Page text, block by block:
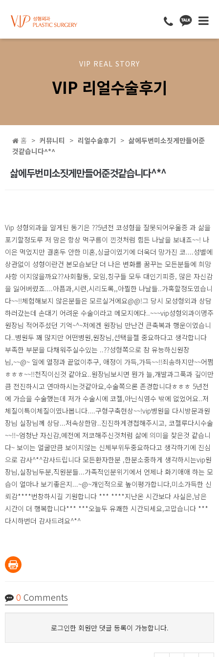
VIP REAL STORY
VIP 리얼수술후기
홈 커뮤니티 리얼수술후기
삶에두번미소짓게만들어준
것같습니다^*^
삶에두번미소짓게만들어준것같습니다^*^
Vip 성형외과을 알게된 동기은 ??5년전 코성형을 잘못되어우울증 과 삶을
포기할정도루 저 맘은 항상 먹구름이 낀것처럼 힘든 나날을 보내죠~~! 나
이은 먹었지만 결혼두 안한 미혼,싱글이였기에 더욱더 망가진 코....성별에
상관없이 성형이란건 본모습보단 더 나은 변화를 꿈꾸는 모든분들에 희망
사항 이지않을까요??사회활동, 모임,칭구들 모두 대인기피증, 많은 자신감
을 잃어버렸죠....아픔과,시련,시리도록,,아찔한 나날들..가혹할정도였습니
다~~!!체험해보지 않은분들은 모르실거에요@@!그 당시 모성형외과 상담
하러갔는데 손대기 어려운 수술이라고 메모지에다..~~~vip성형외과이명주
원장님 적어주셨던 기억~^~저에겐 원장님 만난건 큰축복과 행운이였습니
다..병원두 꽤 많지만 어떤병원,원장님,선택을젤 중요하다고 생각합니다
부족한 부분을 다채워주실수있는 ..??성형쪽으로 참 유능하신원장
님,~~@~ 일에 열정과 끝없이추구, 애정이 가득,가득~~!!죄송하지만~~어쩜
ㅎㅎㅎ~~!!천직이신것 같아요..원장님보시면 뭔가 늘,개발과그푹과 깊이만
큼 전진하시고 연마하시는것같아요,수술쪽으론 존경합니다ㅎㅎㅎ 5년전
에 가슴을 수술했는데 저가 수술시에 코젤,아닌식염수 밖에 없었어요..저
체질이특이체질이였나봅니다....구형구축현상~~!vip병원을 다시방문과원
장님 실장님께 상담...저속상한맘..진진하게경첩해주시고, 코젤루다시수술
~~!!~엄청난 자신감,예전에 저코해주신것처럼 삶에 의미을 찿은것 같습니
다~ 보이는 얼굴만큼 보이지않는 신체부위두중요하다고 생각하기에 진심
으로 감사^*^감사드립니다 모든환자한분 ,한분소중하게 생각하시는vip원
장님,실장님두분,직원분들...가족적인분위기에서 언제나 화기애애 하는 모
습이 얼마나 보기좋은지...~@~개인적으로 높이평가합니다,미소가득한 신
뢰감****번창하시길 기원합니다 *** ****지난온 시간보다 사실은,남은
시간이 더 행복합니다*** ***오늘두 유쾌한 시간되세요,고맙습니다 ***
다시하번더 감사드려요^*^
0 Comments
로그인한 회원만 댓글 등록이 가능합니다.